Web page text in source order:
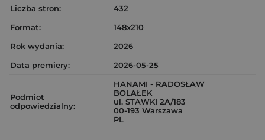
Liczba stron:
432
Format:
148x210
Rok wydania:
2026
Data premiery:
2026-05-25
Podmiot
odpowiedzialny:
HANAMI - RADOSŁAW
BOLAŁEK
ul. STAWKI 2A/183
00-193 Warszawa
PL